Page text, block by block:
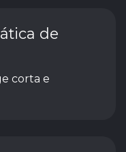
de
corta e